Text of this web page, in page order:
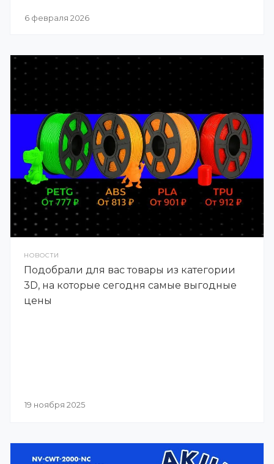
6 февраля 2026
НОВОСТИ
Подобрали для вас товары из категории
3D, на которые сегодня самые выгодные
цены
19 ноября 2025